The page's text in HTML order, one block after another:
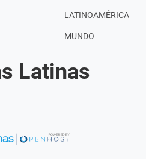
LATINOAMÉRICA
MUNDO
Latinas